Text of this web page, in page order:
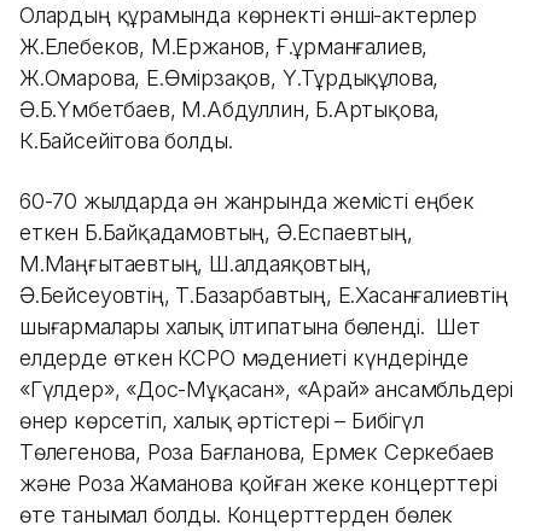
Олардың құрамында көрнекті әнші-актерлер
Ж.Елебеков, М.Ержанов, Ғ.Құрманғалиев,
Ж.Омарова, Е.Өмірзақов, Ү.Тұрдықұлова,
Ә.Б.Үмбетбаев, М.Абдуллин, Б.Артықова,
К.Байсейітова болды.
60-70 жылдарда ән жанрында жемісті еңбек
еткен Б.Байқадамовтың, Ә.Еспаевтың,
М.Маңғытаевтың, Ш.Қалдаяқовтың,
Ә.Бейсеуовтің, Т.Базарбавтың, Е.Хасанғалиевтің
шығармалары халық ілтипатына бөленді. Шет
елдерде өткен КСРО мәдениеті күндерінде
«Гүлдер», «Дос-Мұқасан», «Арай» ансамбльдері
өнер көрсетіп, халық әртістері – Бибігүл
Төлегенова, Роза Бағланова, Ермек Серкебаев
және Роза Жаманова қойған жеке концерттері
өте танымал болды. Концерттерден бөлек